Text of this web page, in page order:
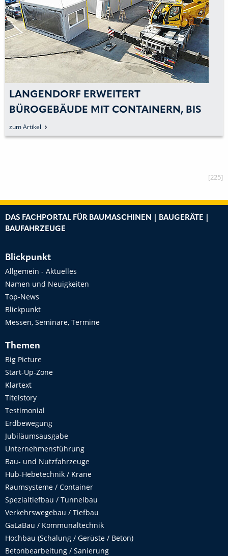
LANGENDORF ERWEITERT
BÜROGEBÄUDE MIT CONTAINERN, BIS
NEUES WERK GEBAUT WIRD
zum Artikel
[225]
DAS FACHPORTAL FÜR BAUMASCHINEN | BAUGERÄTE |
BAUFAHRZEUGE
Blickpunkt
Allgemein - Aktuelles
Namen und Neuigkeiten
Top-News
Blickpunkt
Messen, Seminare, Termine
Themen
Big Picture
Start-Up-Zone
Klartext
Titelstory
Testimonial
Erdbewegung
Jubiläumsausgabe
Unternehmensführung
Bau- und Nutzfahrzeuge
Hub-Hebetechnik / Krane
Raumsysteme / Container
Spezialtiefbau / Tunnelbau
Verkehrswegebau / Tiefbau
GaLaBau / Kommunaltechnik
Hochbau (Schalung / Gerüste / Beton)
Betonbearbeitung / Sanierung